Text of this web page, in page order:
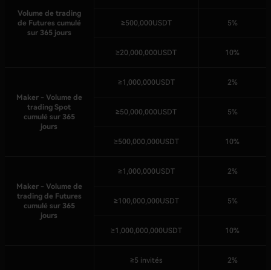
Volume de trading
de Futures cumulé
sur 365 jours
≥500,000USDT 5%
≥20,000,000USDT 10%
Maker - Volume de
trading Spot
cumulé sur 365
jours
≥1,000,000USDT 2%
≥50,000,000USDT 5%
≥500,000,000USDT 10%
Maker - Volume de
trading de Futures
cumulé sur 365
jours
≥1,000,000USDT 2%
≥100,000,000USDT 5%
≥1,000,000,000USDT 10%
≥5 invités 2%